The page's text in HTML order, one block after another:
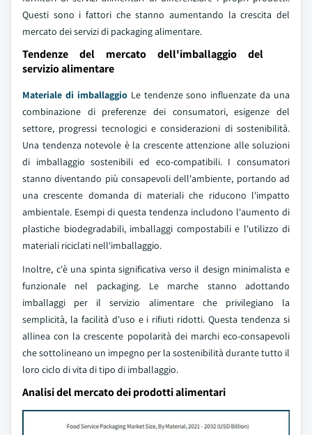
Questi sono i fattori che stanno aumentando la crescita del
mercato dei servizi di packaging alimentare.
Tendenze del mercato dell'imballaggio del
servizio alimentare
Materiale di imballaggioLe tendenze sono influenzate da una
combinazione di preferenze dei consumatori, esigenze del
settore, progressi tecnologici e considerazioni di sostenibilità.
Una tendenza notevole è la crescente attenzione alle soluzioni
di imballaggio sostenibili ed eco-compatibili. I consumatori
stanno diventando più consapevoli dell'ambiente, portando ad
una crescente domanda di materiali che riducono l'impatto
ambientale. Esempi di questa tendenza includono l'aumento di
plastiche biodegradabili, imballaggi compostabili e l'utilizzo di
materiali riciclati nell'imballaggio.
Inoltre, c'è una spinta significativa verso il design minimalista e
funzionale nel packaging. Le marche stanno adottando
imballaggi per il servizio alimentare che privilegiano la
semplicità, la facilità d'uso e i rifiuti ridotti. Questa tendenza si
allinea con la crescente popolarità dei marchi eco-consapevoli
che sottolineano un impegno per la sostenibilità durante tutto il
loro ciclo di vita di tipo di imballaggio.
Analisi del mercato dei prodotti alimentari